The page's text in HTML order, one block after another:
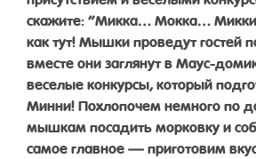
скажите: “Микка… Мокка… Микки
как тут! Мышки проведут гостей
вместе они заглянут в Маус-
веселые конкурсы, который
Минни! Похлопочем немного по
мышкам посадить морковку и
самое главное — приготовим